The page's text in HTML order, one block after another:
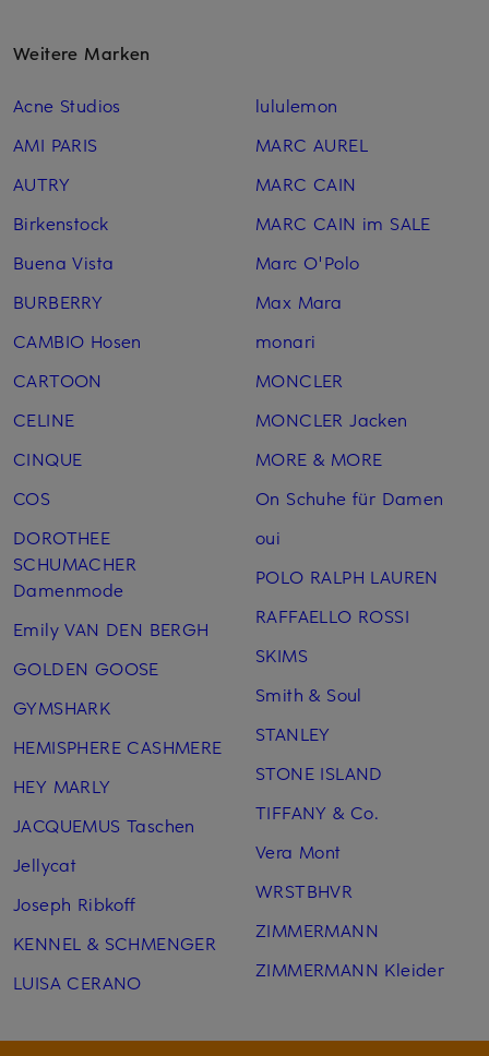
Weitere Marken
Acne Studios
AMI PARIS
AUTRY
Birkenstock
Buena Vista
BURBERRY
CAMBIO Hosen
CARTOON
CELINE
CINQUE
COS
DOROTHEE
SCHUMACHER
Damenmode
Emily VAN DEN BERGH
GOLDEN GOOSE
GYMSHARK
HEMISPHERE CASHMERE
HEY MARLY
JACQUEMUS Taschen
Jellycat
Joseph Ribkoff
KENNEL & SCHMENGER
LUISA CERANO
lululemon
MARC AUREL
MARC CAIN
MARC CAIN im SALE
Marc O'Polo
Max Mara
monari
MONCLER
MONCLER Jacken
MORE & MORE
On Schuhe für Damen
oui
POLO RALPH LAUREN
RAFFAELLO ROSSI
SKIMS
Smith & Soul
STANLEY
STONE ISLAND
TIFFANY & Co.
Vera Mont
WRSTBHVR
ZIMMERMANN
ZIMMERMANN Kleider